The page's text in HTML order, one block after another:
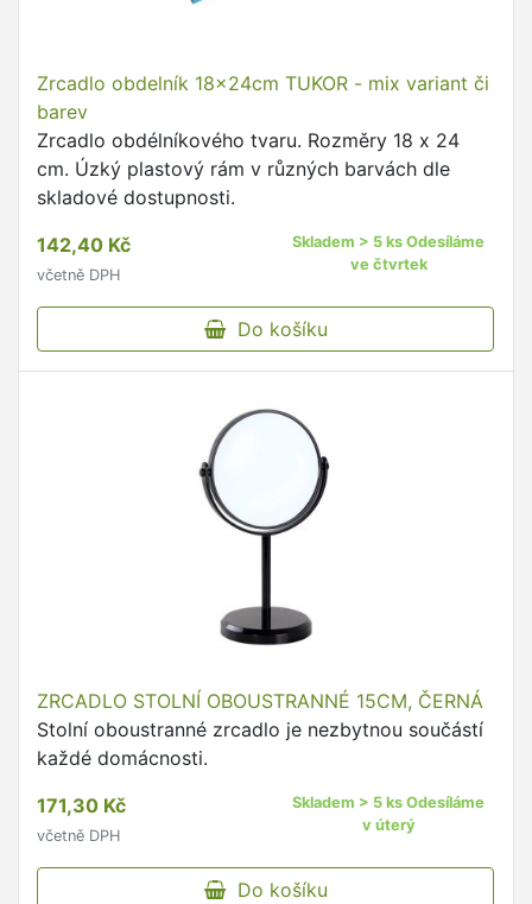
Zrcadlo obdelník 18x24cm TUKOR - mix variant či
barev
Zrcadlo obdélníkového tvaru. Rozměry 18 x 24
cm. Úzký plastový rám v různých barvách dle
skladové dostupnosti.
142,40 Kč
včetně DPH
Skladem > 5 ks Odesíláme
ve čtvrtek
Do košíku
ZRCADLO STOLNÍ OBOUSTRANNÉ 15CM, ČERNÁ
Stolní oboustranné zrcadlo je nezbytnou součástí
každé domácnosti.
171,30 Kč
včetně DPH
Skladem > 5 ks Odesíláme
v úterý
Do košíku